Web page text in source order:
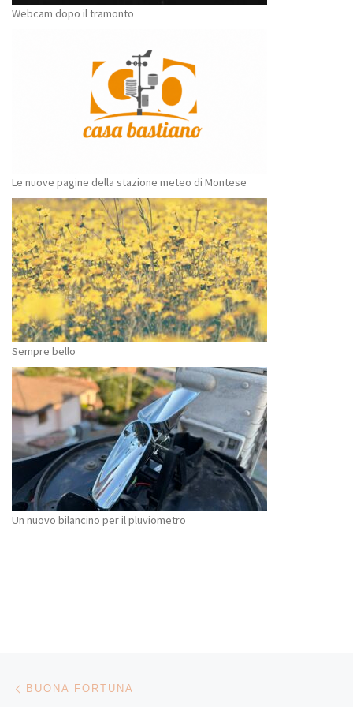
Webcam dopo il tramonto
Le nuove pagine della stazione meteo di Montese
Sempre bello
Un nuovo bilancino per il pluviometro
Navigazione articoli
BUONA FORTUNA